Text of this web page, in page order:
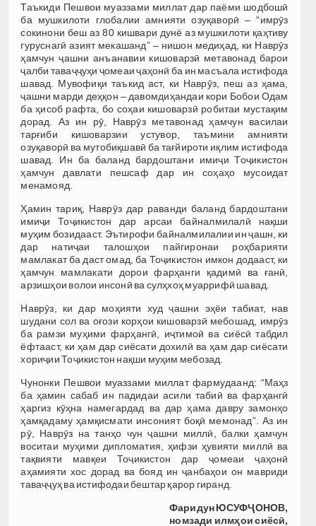
Таъкиди Пешвои муаззами миллат дар паёми шодбошӣ
ба мушкилоти глобалии амнияти озуқаворӣ – “имрӯз
сокинони беш аз 80 кишвари дунё аз мушкилоти қаҳтиву
гуруснагӣ азият мекашанд” – нишон медиҳад, ки Наврӯз
ҳамчун ҷашни анъанавии кишоварзӣ метавонад барои
ҷалби таваҷҷуҳи ҷомеаи ҷаҳонӣ ба ин масъала истифода
шавад. Мувофиқи таъкид аст, ки Наврӯз, пеш аз ҳама,
ҷашни марди деҳқон – давомдиҳандаи кори Бобои Одам
ба ҳисоб рафта, бо соҳаи кишоварзӣ робитаи мустақим
дорад. Аз ин рӯ, Наврӯз метавонад ҳамчун василаи
тарғиби кишоварзии устувор, таъмини амнияти
озуқаворӣ ва мутобиқшавӣ ба тағйироти иқлим истифода
шавад. Ин ба баланд бардоштани имиҷи Тоҷикистон
ҳамчун давлати пешсаф дар ин соҳаҳо мусоидат
менамояд.
Ҳамин тариқ, Наврӯз дар раванди баланд бардоштани
имиҷи Тоҷикистон дар арсаи байналмилалӣ нақши
муҳим бозидааст. Эътирофи байналмилалии ин ҷашн, ки
дар натиҷаи талошҳои пайгиронаи роҳбарияти
мамлакат ба даст омад, ба Тоҷикистон имкон додааст, ки
ҳамчун мамлакати дорои фарҳанги қадимӣ ва ғанӣ,
арзишҳои волои инсонӣ ва сулҳхоҳ муаррифӣ шавад.
Наврӯз, ки дар моҳияти худ ҷашни эҳёи табиат, нав
шудани сол ва оғози корҳои кишоварзӣ мебошад, имрӯз
ба рамзи муҳими фарҳангӣ, иҷтимоӣ ва сиёсӣ табдил
ёфтааст, ки ҳам дар сиёсати дохилӣ ва ҳам дар сиёсати
хориҷии Тоҷикистон нақши муҳим мебозад.
Чунонки Пешвои муаззами миллат фармудаанд: “Маҳз
ба ҳамин сабаб ин падидаи асили табиӣ ва фарҳангӣ
ҳаргиз кӯҳна намегардад ва дар ҳама давру замонҳо
ҳамқадаму ҳамқисмати инсоният боқӣ мемонад”. Аз ин
рӯ, Наврӯз на танҳо чун ҷашни миллӣ, балки ҳамчун
воситаи муҳими дипломатия, ҳифзи ҳувияти миллӣ ва
тақвияти мавқеи Тоҷикистон дар ҷомеаи ҷаҳонӣ
аҳамияти хос дорад ва бояд ин ҷанбаҳои он мавриди
таваҷҷуҳ ва истифодаи бештар қарор гиранд.
Фаридун ЮСУФҶОНОВ,
номзади илмҳои сиёсӣ,